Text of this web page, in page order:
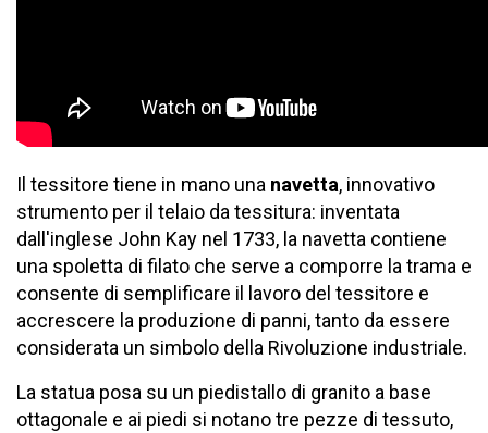
Il tessitore tiene in mano una navetta, innovativo
strumento per il telaio da tessitura: inventata
dall'inglese John Kay nel 1733, la navetta contiene
una spoletta di filato che serve a comporre la trama e
consente di semplificare il lavoro del tessitore e
accrescere la produzione di panni, tanto da essere
considerata un simbolo della Rivoluzione industriale.
La statua posa su un piedistallo di granito a base
ottagonale e ai piedi si notano tre pezze di tessuto,